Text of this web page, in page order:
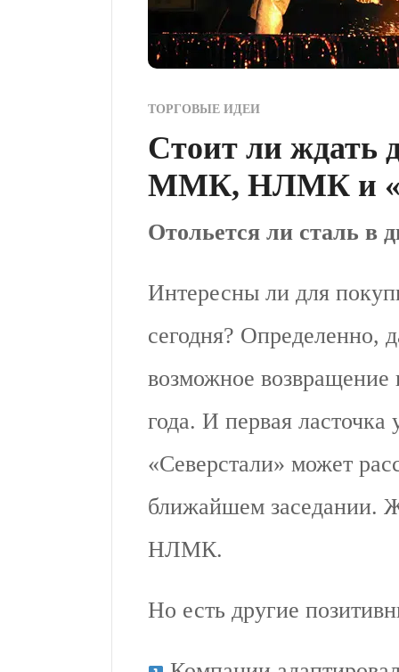
ТОРГОВЫЕ ИДЕИ
Стоит ли ждать
ММК, НЛМК и
Отольется ли сталь в
Интересны ли для
сегодня? Определенно,
возможное
года. И первая ласточка
«Северстали» может
ближайшем заседании.
НЛМК.
Но есть другие